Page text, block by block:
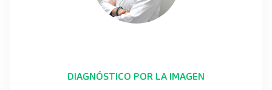
DIAGNÓSTICO POR LA IMAGEN